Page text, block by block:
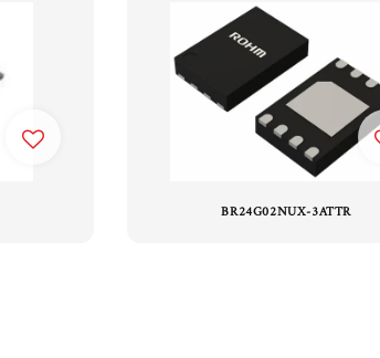
BR24G02NUX-3ATTR